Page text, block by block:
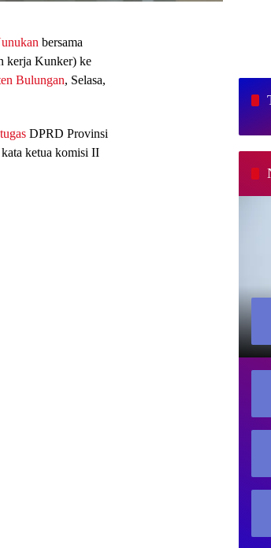
bersama
kerja Kunker) ke
Bulungan, Selasa,
tugas DPRD Provinsi
ketua komisi II